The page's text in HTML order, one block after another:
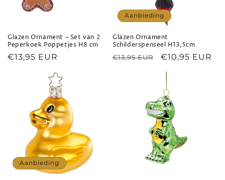
Glazen Ornament – Set van 2
Peperkoek Poppetjes H8 cm
Normale
€13,95 EUR
Aanbieding
Glazen Ornament
Schilderspenseel H13,5cm
Normale
€13,95 EUR €10,95 EUR
Aanbieding